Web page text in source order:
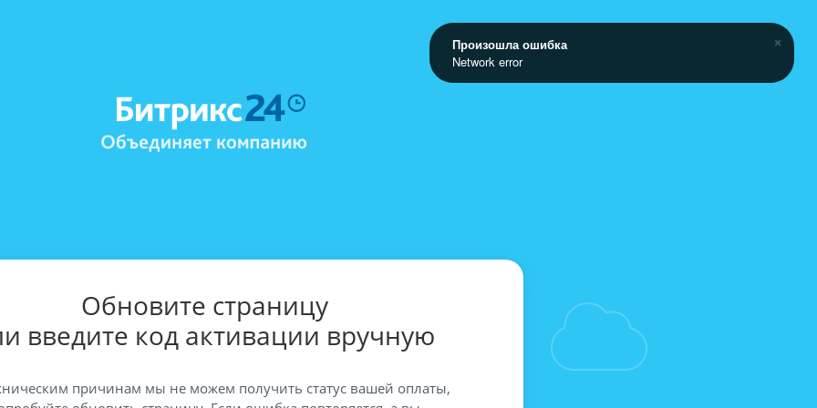
Обновите страницу
введите код активации вручную
причинам мы не можем получить статус вашей оплаты,
Произошла ошибка
Network error